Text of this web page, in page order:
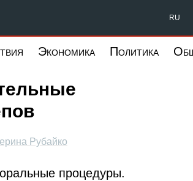
Запад RU
Экономика Политика
Рубайко
процедуры.